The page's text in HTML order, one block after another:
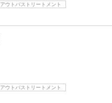
アウトバストリートメント
アウトバストリートメント